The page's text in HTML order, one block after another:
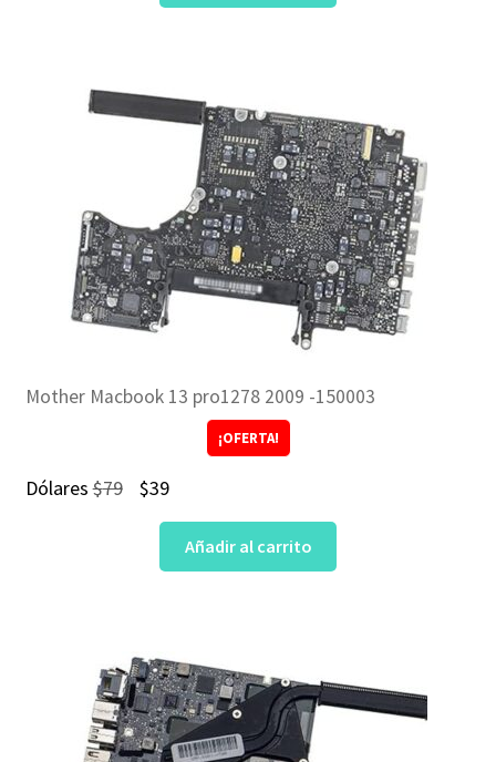
Mother Macbook 13 pro1278 2009 -150003
¡OFERTA!
Dólares$79
El
precio
original
$39El
precio
actual
Añadir al carrito